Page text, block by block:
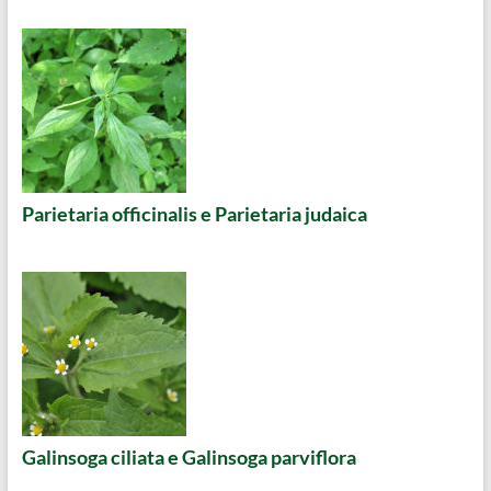
Parietaria officinalis e Parietaria judaica
Galinsoga ciliata e Galinsoga parviflora